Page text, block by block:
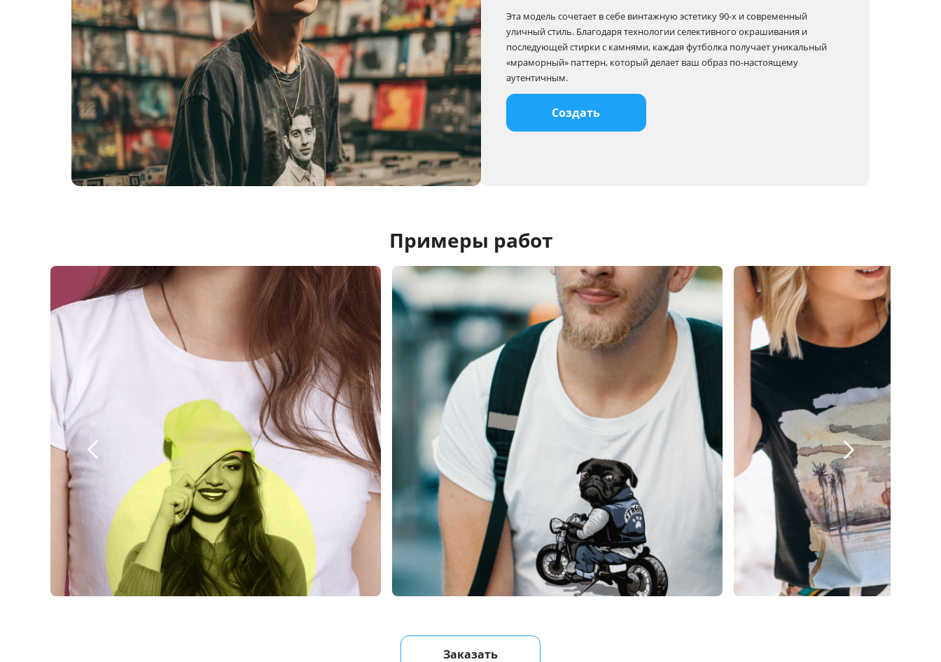
Эта модель сочетает в себе винтажную эстетику 90-х и современный
уличный стиль. Благодаря технологии селективного окрашивания и
последующей стирки с камнями, каждая футболка получает уникальный
«мраморный» паттерн, который делает ваш образ по-настоящему
аутентичным.
Создать
Примеры работ
Заказать